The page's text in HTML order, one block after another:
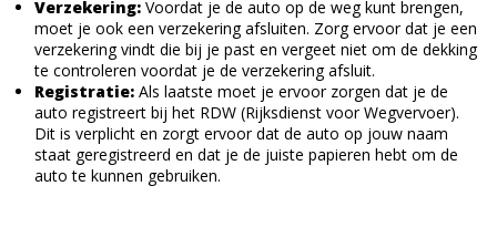
Verzekering: Voordat je de auto op de weg kunt brengen,
moet je ook een verzekering afsluiten. Zorg ervoor dat je een
verzekering vindt die bij je past en vergeet niet om de dekking
te controleren voordat je de verzekering afsluit.
Registratie: Als laatste moet je ervoor zorgen dat je de
auto registreert bij het RDW (Rijksdienst voor Wegvervoer).
Dit is verplicht en zorgt ervoor dat de auto op jouw naam
staat geregistreerd en dat je de juiste papieren hebt om de
auto te kunnen gebruiken.